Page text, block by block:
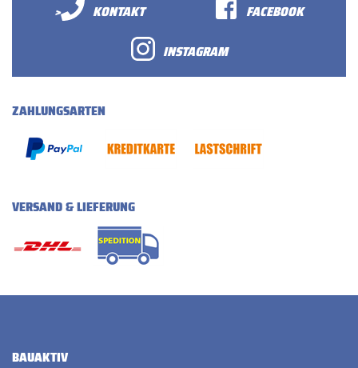
>
KONTAKT
FACEBOOK
INSTAGRAM
ZAHLUNGSARTEN
VERSAND & LIEFERUNG
BAUAKTIV